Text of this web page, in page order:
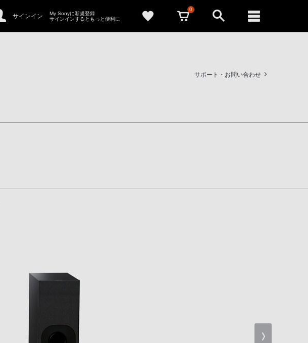
サインイン
My Sonyに新規登録
サインインするともっと便利に
0
サポート・お問い合わせ